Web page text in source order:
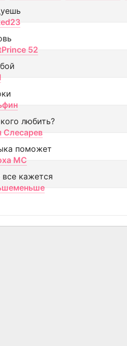
52
любить?
Слесарев
поможет
МС
все кажется